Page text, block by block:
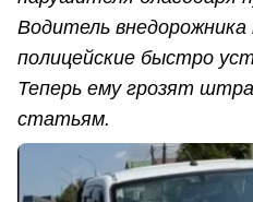
Водитель внедорожника
полицейские быстро
Теперь ему грозят
статьям.